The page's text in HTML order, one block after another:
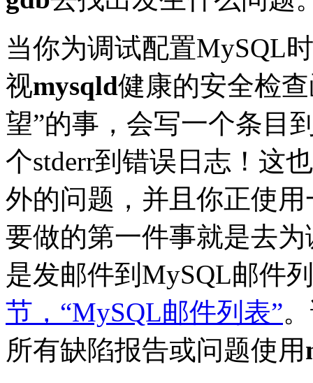
当你为调试配置MySQL
视mysqld健康的安全检
望”的事，会写一个条目
个stderr到错误日志！这
外的问题，并且你正使
要做的第一件事就是去
是发邮件到MySQL邮件
节，“MySQL邮件列表”
所有缺陷报告或问题使用